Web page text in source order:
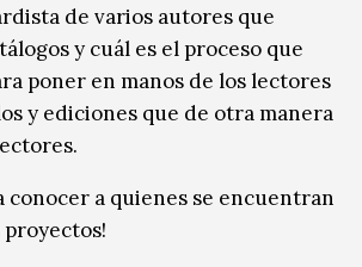
de varios autores que
y cuál es el proceso que
poner en manos de los lectores
y ediciones que de otra manera
conocer a quienes se encuentran